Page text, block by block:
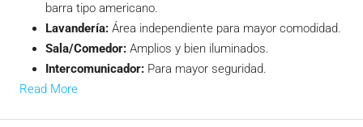
barra tipo americano.
Lavandería: Área independiente para mayor comodidad.
Sala/Comedor: Amplios y bien iluminados.
Intercomunicador: Para mayor seguridad.
Read More